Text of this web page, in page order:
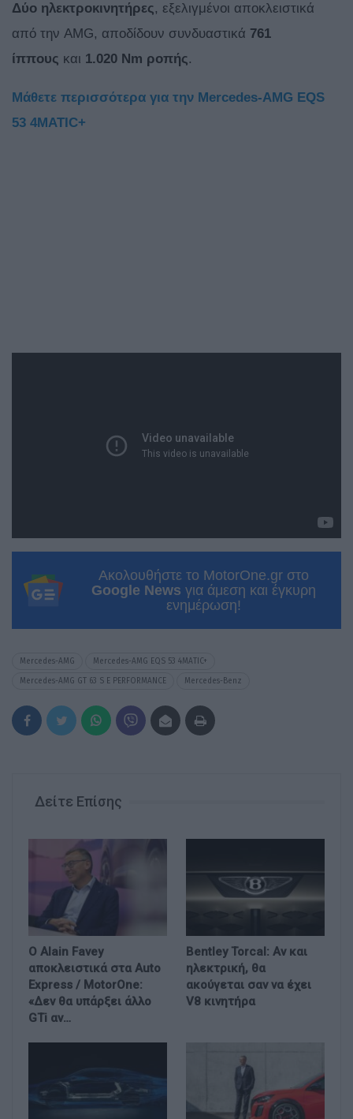
Δύο ηλεκτροκινητήρες, εξελιγμένοι αποκλειστικά
από την AMG, αποδίδουν συνδυαστικά 761
ίππoυς και 1.020 Nm ροπής.
Μάθετε περισσότερα για την Mercedes-AMG EQS
53 4MATIC+
Ακολουθήστε το MotorOne.gr στο
Google News για άμεση και έγκυρη
ενημέρωση!
Mercedes-AMG Mercedes-AMG EQS 53 4MATIC+
Mercedes-AMG GT 63 S E PERFORMANCE Mercedes-Benz
Δείτε Επίσης
Ο Alain Favey
αποκλειστικά στα Auto
Express / MotorOne:
«Δεν θα υπάρξει άλλο
GTi αν…
Bentley Torcal: Αν και
ηλεκτρική, θα
ακούγεται σαν να έχει
V8 κινητήρα